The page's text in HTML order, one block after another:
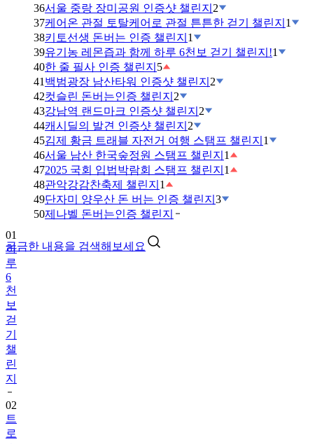
36서울 중랑 장미공원 인증샷 챌린지 2
37케어온 관절 토탈케어로 관절 튼튼한 걷기 챌린지 1
38키토선생 돈버는 인증 챌린지 1
39유기농 레몬즙과 함께 하루 6천보 걷기 챌린지!1
40한 줄 필사 인증 챌린지 5
41 백범광장 남산타워 인증샷 챌린지 2
42컷슬린 돈버는인증 챌린지 2
43강남역 랜드마크 인증샷 챌린지 2
44캐시딜의 발견 인증샷 챌린지 2
45김제 황금 트래블 자전거 여행 스탬프 챌린지 1
46서울 남산 한국숲정원 스탬프 챌린지 1
472025 국회 입법박람회 스탬프 챌린지 1
48관악강감찬축제 챌린지 1
49단자미 양우산 돈 버는 인증 챌린지 3
50제나벨 돈버는인증 챌린지
궁금한 내용을 검색해보세요
루
6
천
보
걷
기
챌
린
지
02
트
로
스
트